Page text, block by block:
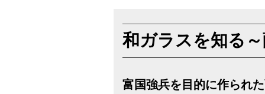
和ガラスを知る
富国強兵を目的に作られ